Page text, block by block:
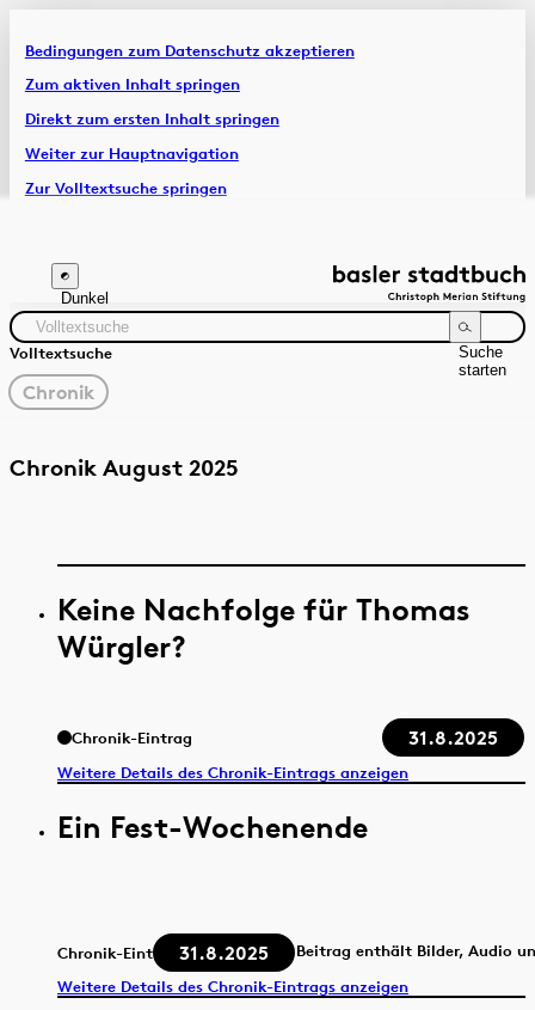
Bedingungen zum Datenschutz akzeptieren
Zum aktiven Inhalt springen
Direkt zum ersten Inhalt springen
Weiter zur Hauptnavigation
Zur Volltextsuche springen
Artikel & Dossiers
Chronik
Dunkel
Volltextsuche
Suche
starten
gewählter
Filter
Chronik
Quelle Zeitraum
Chronik August 2025
Keine Nachfolge für Thomas
Würgler?
Chronik-Eintrag 31.8.2025
Weitere Details des Chronik-Eintrags anzeigen
Ein Fest-Wochenende
Chronik-Eintrag 31.8.2025
Beitrag enthält Bilder, Audio
Weitere Details des Chronik-Eintrags anzeigen